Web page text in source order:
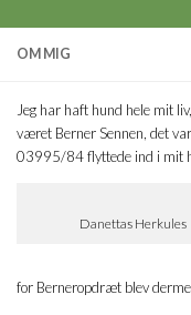
OM MIG
Jeg har haft hund hele mit
været Berner Sennen, det
03995/84 flyttede ind i mit
Danettas Herkules
for Berneropdræt blev